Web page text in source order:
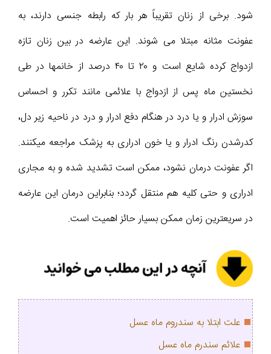
شود. برخی از زنان تقریباً هر بار که رابطه جنسی دارند، به
عفونت مثانه مبتلا می شوند. این عارضه در بین زنان تازه
ازدواج کرده شایع است و ۲۰ تا ۴۰ درصد از خانمها در طی
نخستین ماه پس از ازدواج با علائمی مانند تکرر و احساس
سوزش ادرار و یا درد در هنگام دفع ادرار و درد در ناحیه زیر دل،
کدرشدن رنگ ادرار و یا خون ادراری به پزشک مراجعه میکنند.
اگر عفونت درمان نشود، ممکن است تشدید شده و به مجاری
ادراری و حتی کلیه هم منتقل گردد؛ بنابراین درمان این عارضه
در سریعترین زمان ممکن بسیار حائز اهمیت است.
علت ابتلا به سندروم ماه عسل
علائم سندرم ماه عسل